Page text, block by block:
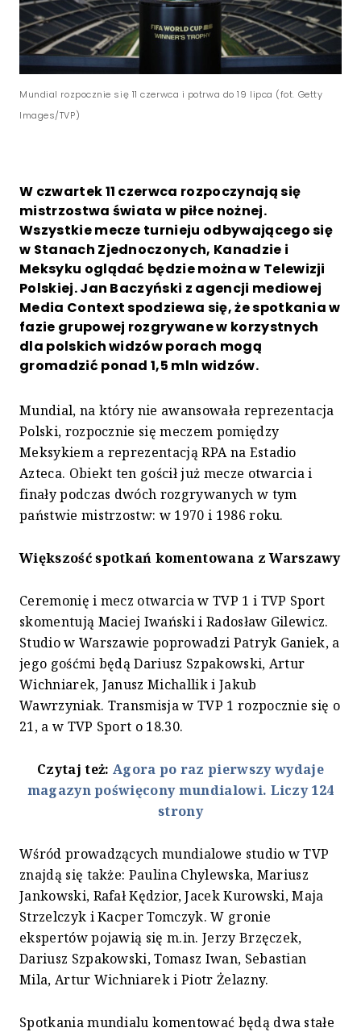
Mundial rozpocznie się 11 czerwca i potrwa do 19 lipca (fot. Getty
Images/TVP)
W czwartek 11 czerwca rozpoczynają się
mistrzostwa świata w piłce nożnej.
Wszystkie mecze turnieju odbywającego się
w Stanach Zjednoczonych, Kanadzie i
Meksyku oglądać będzie można w Telewizji
Polskiej. Jan Baczyński z agencji mediowej
Media Context spodziewa się, że spotkania w
fazie grupowej rozgrywane w korzystnych
dla polskich widzów porach mogą
gromadzić ponad 1,5 mln widzów.
Mundial, na który nie awansowała reprezentacja
Polski, rozpocznie się meczem pomiędzy
Meksykiem a reprezentacją RPA na Estadio
Azteca. Obiekt ten gościł już mecze otwarcia i
finały podczas dwóch rozgrywanych w tym
państwie mistrzostw: w 1970 i 1986 roku.
Większość spotkań komentowana z Warszawy
Ceremonię i mecz otwarcia w TVP 1 i TVP Sport
skomentują Maciej Iwański i Radosław Gilewicz.
Studio w Warszawie poprowadzi Patryk Ganiek, a
jego gośćmi będą Dariusz Szpakowski, Artur
Wichniarek, Janusz Michallik i Jakub
Wawrzyniak. Transmisja w TVP 1 rozpocznie się o
21, a w TVP Sport o 18.30.
Czytaj też: Agora po raz pierwszy wydaje
magazyn poświęcony mundialowi. Liczy 124
strony
Wśród prowadzących mundialowe studio w TVP
znajdą się także: Paulina Chylewska, Mariusz
Jankowski, Rafał Kędzior, Jacek Kurowski, Maja
Strzelczyk i Kacper Tomczyk. W gronie
ekspertów pojawią się m.in. Jerzy Brzęczek,
Dariusz Szpakowski, Tomasz Iwan, Sebastian
Mila, Artur Wichniarek i Piotr Żelazny.
Spotkania mundialu komentować będą dwa stałe